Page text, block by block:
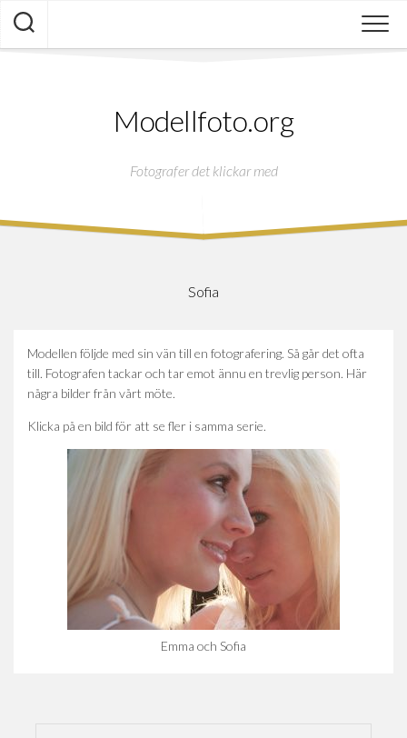
Skip
content
Modellfoto.org
Fotografer det klickar med
Sofia
Modellen följde med sin vän till en fotografering. Så går det ofta
till. Fotografen tackar och tar emot ännu en trevlig person. Här
några bilder från vårt möte.
Klicka på en bild för att se fler i samma serie.
Emma och Sofia